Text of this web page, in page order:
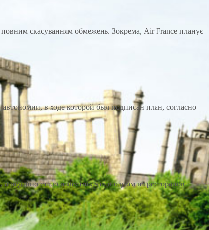
повним скасуванням обмежень. Зокрема, Air France планує
в ходе которой был подписан план, согласно
стало известно, что в одном из ресторанов